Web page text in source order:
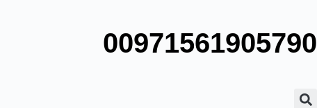
00971561905790